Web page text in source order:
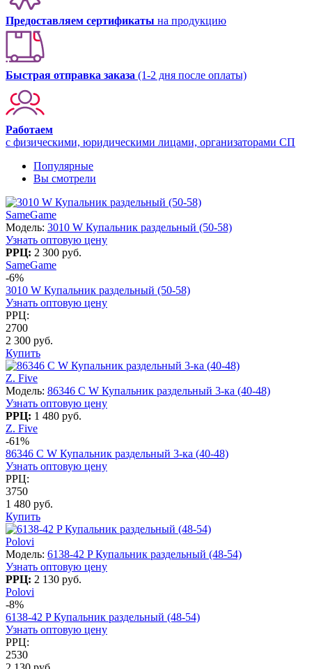
Предоставляем сертификаты на продукцию
Быстрая отправка заказа (1-2 дня после оплаты)
Работаем
с физическими, юридическими лицами, организаторами СП
Популярные
Вы смотрели
SameGame
Модель: 3010 W Купальник раздельный (50-58)
Узнать оптовую цену
РРЦ: 2 300 руб.
SameGame
-6%
3010 W Купальник раздельный (50-58)
Узнать оптовую цену
РРЦ:
2700
2 300 руб.
Купить
Z. Five
Модель: 86346 C W Купальник раздельный 3-ка (40-48)
Узнать оптовую цену
РРЦ: 1 480 руб.
Z. Five
-61%
86346 C W Купальник раздельный 3-ка (40-48)
Узнать оптовую цену
РРЦ:
3750
1 480 руб.
Купить
Polovi
Модель: 6138-42 P Купальник раздельный (48-54)
Узнать оптовую цену
РРЦ: 2 130 руб.
Polovi
-8%
6138-42 P Купальник раздельный (48-54)
Узнать оптовую цену
РРЦ:
2530